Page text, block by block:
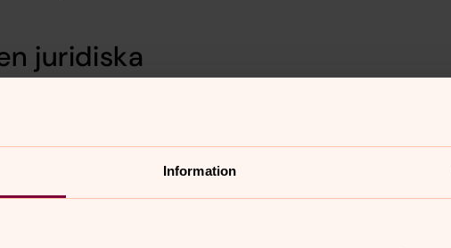
Information
juridiska
Lovén som beställde den
arbetsutskott.